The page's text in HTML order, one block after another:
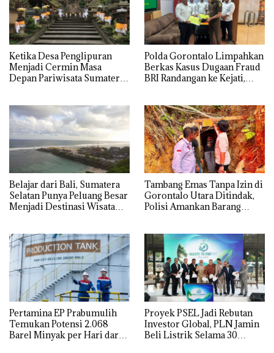
Ketika Desa Penglipuran
Menjadi Cermin Masa
Depan Pariwisata Sumatera
Polda Gorontalo Limpahkan
Berkas Kasus Dugaan Fraud
BRI Randangan ke Kejati,
Belajar dari Bali, Sumatera
Selatan Punya Peluang Besar
Menjadi Destinasi Wisata
Tambang Emas Tanpa Izin di
Gorontalo Utara Ditindak,
Polisi Amankan Barang
Pertamina EP Prabumulih
Temukan Potensi 2.068
Barel Minyak per Hari dari
Proyek PSEL Jadi Rebutan
Investor Global, PLN Jamin
Beli Listrik Selama 30